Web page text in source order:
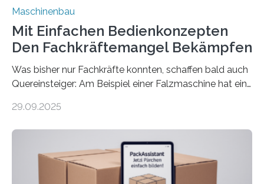
Maschinenbau
Mit Einfachen Bedienkonzepten
Den Fachkräftemangel Bekämpfen
Was bisher nur Fachkräfte konnten, schaffen bald auch
Quereinsteiger: Am Beispiel einer Falzmaschine hat ein
Mensch-Maschine-Schnittstelle so sehr vereinfacht,
Die zugrunde liegende Methodik lässt sich auf alle
anderen Maschinen übertragen. Eine Falzmaschine
umzurüsten ist ein Job für echte Profis. Eine solche
29.09.2025